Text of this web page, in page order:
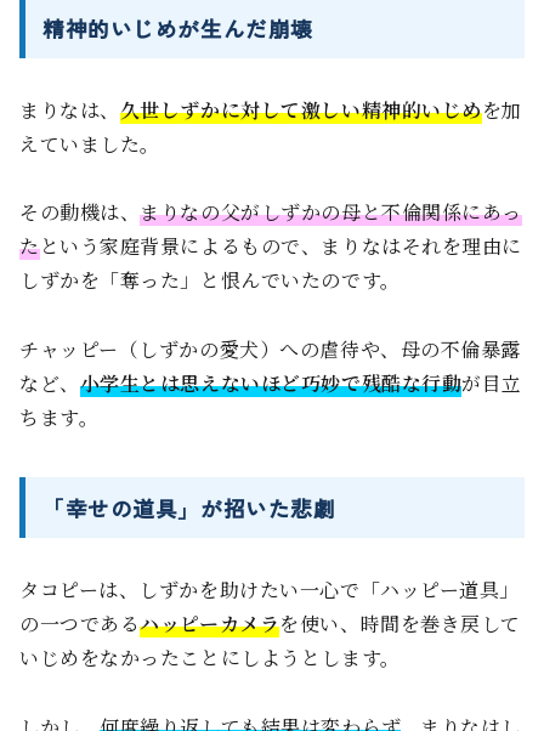
精神的いじめが生んだ崩壊
まりなは、 久世しずかに対して激しい精神的いじめを加
えていました。
その動機は、まりなの父がしずかの母と不倫関係にあっ
たという家庭背景によるもので、まりなはそれを理由に
しずかを「奪った」と恨んでいたのです。
チャッピー（しずかの愛犬）への虐待や、母の不倫暴露
など、 小学生とは思えないほど巧妙で残酷な行動が目立
ちます。
「幸せの道具」が招いた悲劇
タコピーは、しずかを助けたい一心で「ハッピー道具」
の一つであるハッピーカメラを使い、時間を巻き戻して
いじめをなかったことにしようとします。